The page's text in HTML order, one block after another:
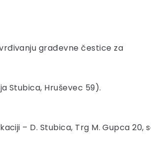
građevne čestice za
Stubica, Hruševec 59).
– D. Stubica, Trg M. Gupca 20,